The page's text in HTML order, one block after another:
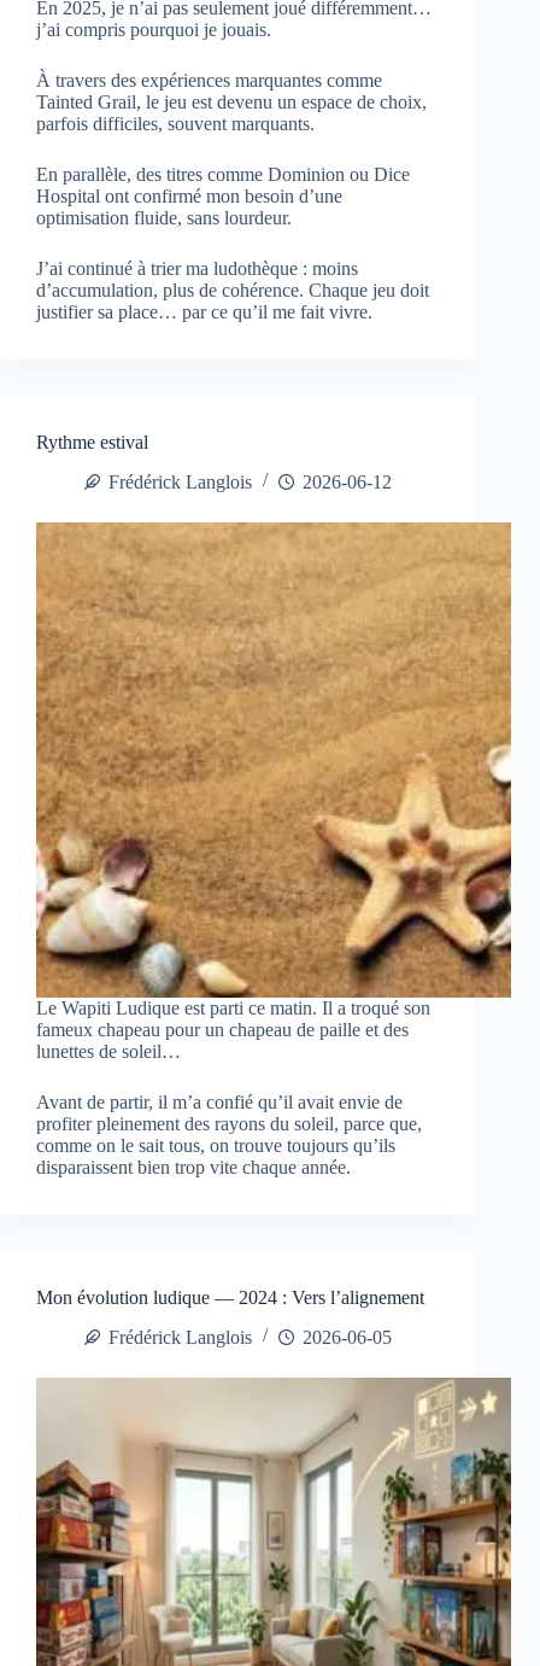
En 2025, je n’ai pas seulement joué différemment…
j’ai compris pourquoi je jouais.
À travers des expériences marquantes comme
Tainted Grail, le jeu est devenu un espace de choix,
parfois difficiles, souvent marquants.
En parallèle, des titres comme Dominion ou Dice
Hospital ont confirmé mon besoin d’une
optimisation fluide, sans lourdeur.
J’ai continué à trier ma ludothèque : moins
d’accumulation, plus de cohérence. Chaque jeu doit
justifier sa place… par ce qu’il me fait vivre.
Rythme estival
Frédérick Langlois
2026-06-12
Le Wapiti Ludique est parti ce matin. Il a troqué son
fameux chapeau pour un chapeau de paille et des
lunettes de soleil…
Avant de partir, il m’a confié qu’il avait envie de
profiter pleinement des rayons du soleil, parce que,
comme on le sait tous, on trouve toujours qu’ils
disparaissent bien trop vite chaque année.
Mon évolution ludique — 2024 : Vers l’alignement
Frédérick Langlois
2026-06-05